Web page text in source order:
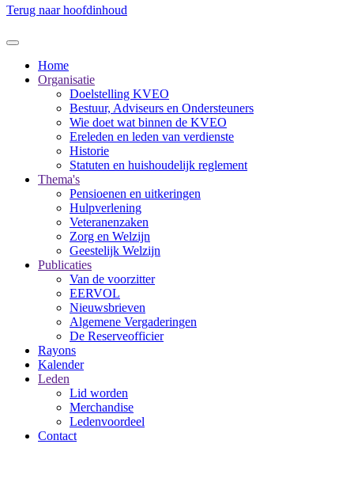
Terug naar hoofdinhoud
Home
Organisatie
Doelstelling KVEO
Bestuur, Adviseurs en Ondersteuners
Wie doet wat binnen de KVEO
Ereleden en leden van verdienste
Historie
Statuten en huishoudelijk reglement
Thema's
Pensioenen en uitkeringen
Hulpverlening
Veteranenzaken
Zorg en Welzijn
Geestelijk Welzijn
Publicaties
Van de voorzitter
EERVOL
Nieuwsbrieven
Algemene Vergaderingen
De Reserveofficier
Rayons
Kalender
Leden
Lid worden
Merchandise
Ledenvoordeel
Contact